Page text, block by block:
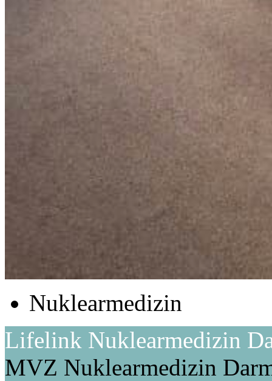
Nuklearmedizin
Lifelink Nuklearmedizin
MVZ Nuklearmedizin